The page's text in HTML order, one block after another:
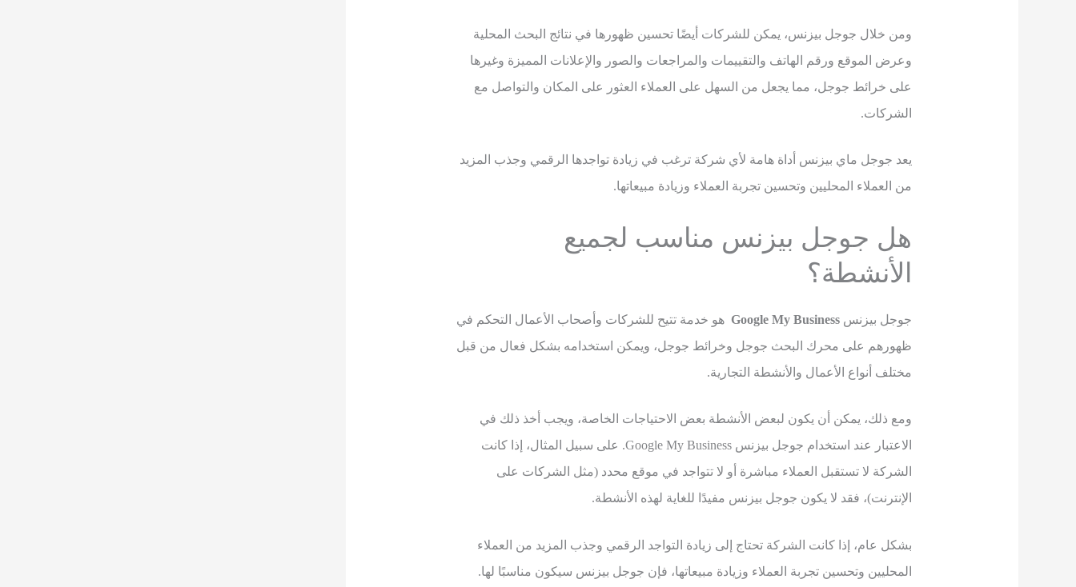
ومن خلال جوجل بيزنس، يمكن للشركات أيضًا تحسين ظهورها في نتائج البحث المحلية
وعرض الموقع ورقم الهاتف والتقييمات والمراجعات والصور والإعلانات المميزة وغيرها
على خرائط جوجل، مما يجعل من السهل على العملاء العثور على المكان والتواصل مع
الشركات.
يعد جوجل ماي بيزنس أداة هامة لأي شركة ترغب في زيادة تواجدها الرقمي وجذب المزيد
من العملاء المحليين وتحسين تجربة العملاء وزيادة مبيعاتها.
هل جوجل بيزنس مناسب لجميع
الأنشطة؟
جوجل بيزنسGoogle My Business هو خدمة تتيح للشركات وأصحاب الأعمال التحكم في
ظهورهم على محرك البحث جوجل وخرائط جوجل، ويمكن استخدامه بشكل فعال من قبل
مختلف أنواع الأعمال والأنشطة التجارية.
ومع ذلك، يمكن أن يكون لبعض الأنشطة بعض الاحتياجات الخاصة، ويجب أخذ ذلك في
الاعتبار عند استخدام جوجل بيزنس Google My Business. على سبيل المثال، إذا كانت
الشركة لا تستقبل العملاء مباشرة أو لا تتواجد في موقع محدد (مثل الشركات على
الإنترنت)، فقد لا يكون جوجل بيزنس مفيدًا للغاية لهذه الأنشطة.
بشكل عام، إذا كانت الشركة تحتاج إلى زيادة التواجد الرقمي وجذب المزيد من العملاء
المحليين وتحسين تجربة العملاء وزيادة مبيعاتها، فإن جوجل بيزنس سيكون مناسبًا لها.